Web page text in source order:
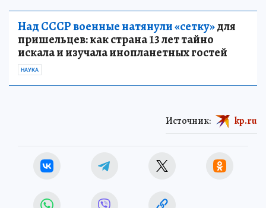
Над СССР военные натянули «сетку»для
пришельцев: как страна 13 лет тайно
искала и изучала инопланетных гостей
НАУКА
Источник: kp.ru